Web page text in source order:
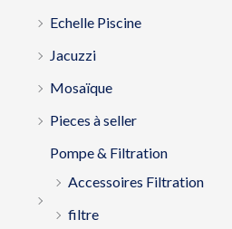
Echelle Piscine
Jacuzzi
Mosaïque
Pieces à seller
Pompe & Filtration
Accessoires Filtration
filtre